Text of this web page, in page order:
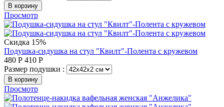
В корзину
Просмотр
Скидка 15%
Подушка-сидушка на стул "Квилт"-Полента с кружевом
480 Р 410 Р
Размер подушки :
В корзину
Просмотр